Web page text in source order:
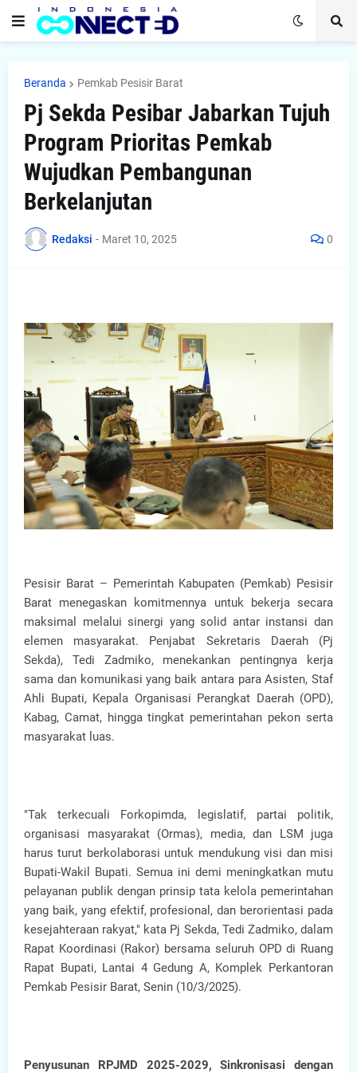
Beranda Pemkab Pesisir Barat
Pj Sekda Pesibar Jabarkan Tujuh
Program Prioritas Pemkab
Wujudkan Pembangunan
Berkelanjutan
Redaksi - Maret 10, 2025 0
Pesisir Barat – Pemerintah Kabupaten (Pemkab) Pesisir
Barat menegaskan komitmennya untuk bekerja secara
maksimal melalui sinergi yang solid antar instansi dan
elemen masyarakat. Penjabat Sekretaris Daerah (Pj
Sekda), Tedi Zadmiko, menekankan pentingnya kerja
sama dan komunikasi yang baik antara para Asisten, Staf
Ahli Bupati, Kepala Organisasi Perangkat Daerah (OPD),
Kabag, Camat, hingga tingkat pemerintahan pekon serta
masyarakat luas.
"Tak terkecuali Forkopimda, legislatif, partai politik,
organisasi masyarakat (Ormas), media, dan LSM juga
harus turut berkolaborasi untuk mendukung visi dan misi
Bupati-Wakil Bupati. Semua ini demi meningkatkan mutu
pelayanan publik dengan prinsip tata kelola pemerintahan
yang baik, yang efektif, profesional, dan berorientasi pada
kesejahteraan rakyat," kata Pj Sekda, Tedi Zadmiko, dalam
Rapat Koordinasi (Rakor) bersama seluruh OPD di Ruang
Rapat Bupati, Lantai 4 Gedung A, Komplek Perkantoran
Pemkab Pesisir Barat, Senin (10/3/2025).
Penyusunan RPJMD 2025-2029, Sinkronisasi dengan